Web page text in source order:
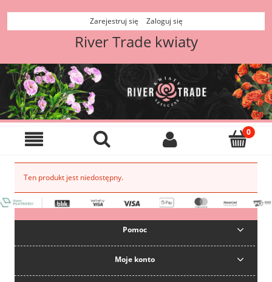
Zarejestruj się Zaloguj się
River Trade kwiaty
Ten produkt jest niedostępny.
Pomoc
Moje konto